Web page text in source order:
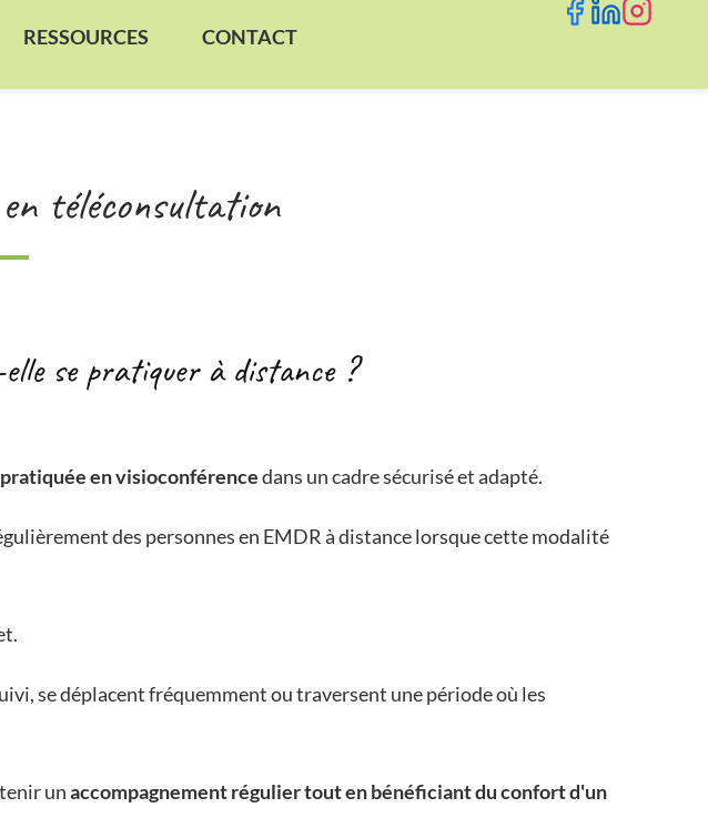
RESSOURCES CONTACT
téléconsultation
se pratiquer à distance ?
en visioconférencedans un cadre sécurisé et adapté.
des personnes en EMDR à distance lorsque cette modalité
se déplacent fréquemment ou traversent une période où les
unaccompagnement régulier tout en bénéficiant du confort d'un